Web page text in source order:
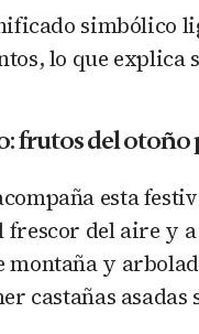
simbólico
lo que explica
frutos del
esta
frescor del aire y
montaña y
castañas